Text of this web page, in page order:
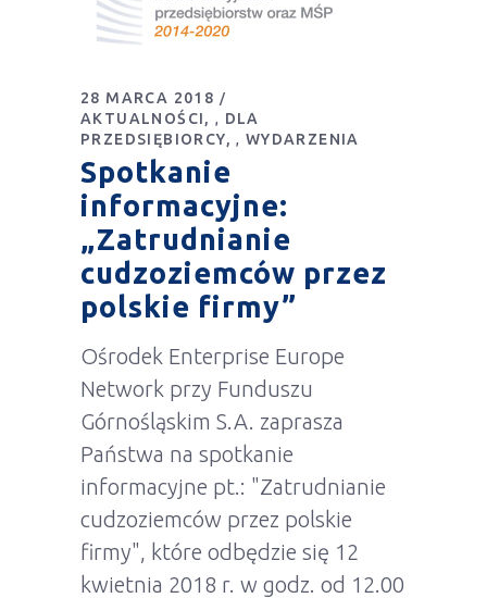
28 MARCA 2018
AKTUALNOŚCI
,
DLA
PRZEDSIĘBIORCY
, WYDARZENIA
Spotkanie
informacyjne:
„Zatrudnianie
cudzoziemców przez
polskie firmy”
Ośrodek Enterprise Europe
Network przy Funduszu
Górnośląskim S.A. zaprasza
Państwa na spotkanie
informacyjne pt.: "Zatrudnianie
cudzoziemców przez polskie
firmy", które odbędzie się 12
kwietnia 2018 r. w godz. od 12.00